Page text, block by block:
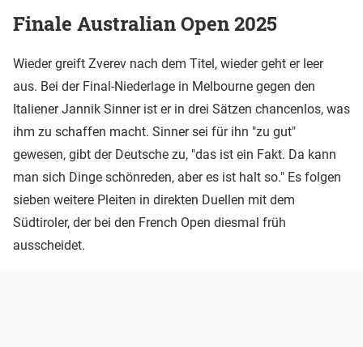
Finale Australian Open 2025
Wieder greift Zverev nach dem Titel, wieder geht er leer
aus. Bei der Final-Niederlage in Melbourne gegen den
Italiener Jannik Sinner ist er in drei Sätzen chancenlos, was
ihm zu schaffen macht. Sinner sei für ihn "zu gut"
gewesen, gibt der Deutsche zu, "das ist ein Fakt. Da kann
man sich Dinge schönreden, aber es ist halt so." Es folgen
sieben weitere Pleiten in direkten Duellen mit dem
Südtiroler, der bei den French Open diesmal früh
ausscheidet.